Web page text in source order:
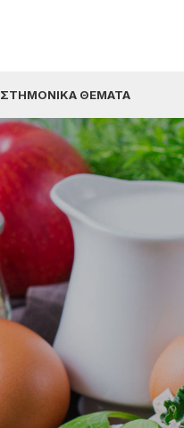
ΘΈΜΑΤΑ